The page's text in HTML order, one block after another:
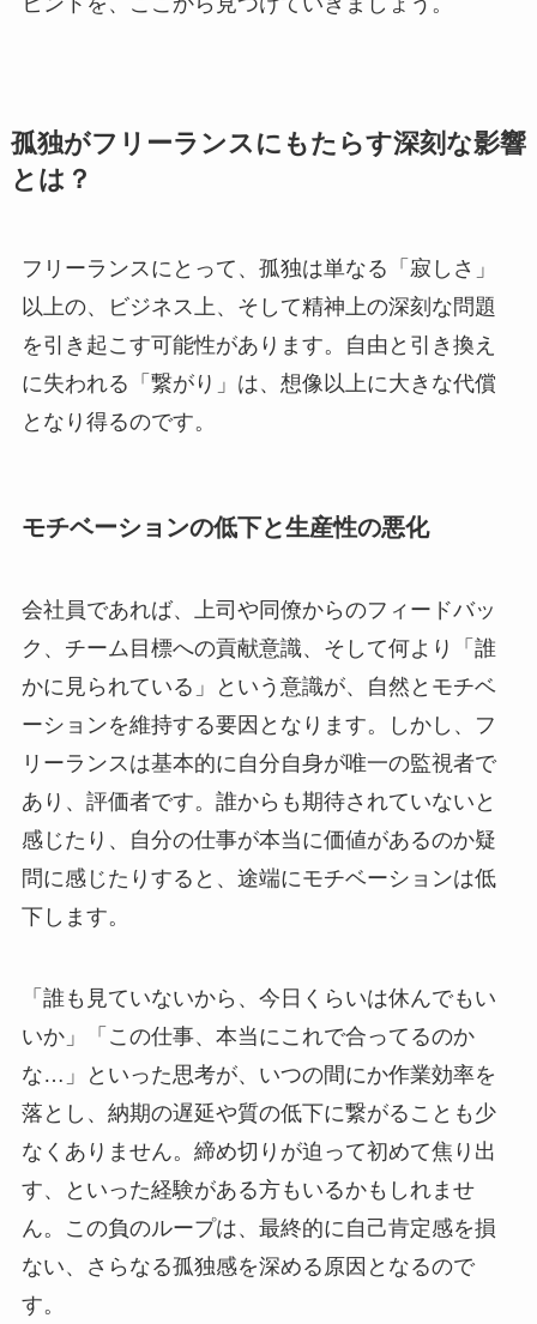
孤独がフリーランスにもたらす深刻な影響
とは？
フリーランスにとって、孤独は単なる「寂しさ」
以上の、ビジネス上、そして精神上の深刻な問題
を引き起こす可能性があります。自由と引き換え
に失われる「繋がり」は、想像以上に大きな代償
となり得るのです。
モチベーションの低下と生産性の悪化
会社員であれば、上司や同僚からのフィードバッ
ク、チーム目標への貢献意識、そして何より「誰
かに見られている」という意識が、自然とモチベ
ーションを維持する要因となります。しかし、フ
リーランスは基本的に自分自身が唯一の監視者で
あり、評価者です。誰からも期待されていないと
感じたり、自分の仕事が本当に価値があるのか疑
問に感じたりすると、途端にモチベーションは低
下します。
「誰も見ていないから、今日くらいは休んでもい
いか」「この仕事、本当にこれで合ってるのか
な…」といった思考が、いつの間にか作業効率を
落とし、納期の遅延や質の低下に繋がることも少
なくありません。締め切りが迫って初めて焦り出
す、といった経験がある方もいるかもしれませ
ん。この負のループは、最終的に自己肯定感を損
ない、さらなる孤独感を深める原因となるので
す。